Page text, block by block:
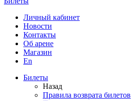
Личный кабинет
Новости
Контакты
Об арене
Магазин
En
Билеты
Назад
Правила возврата билетов